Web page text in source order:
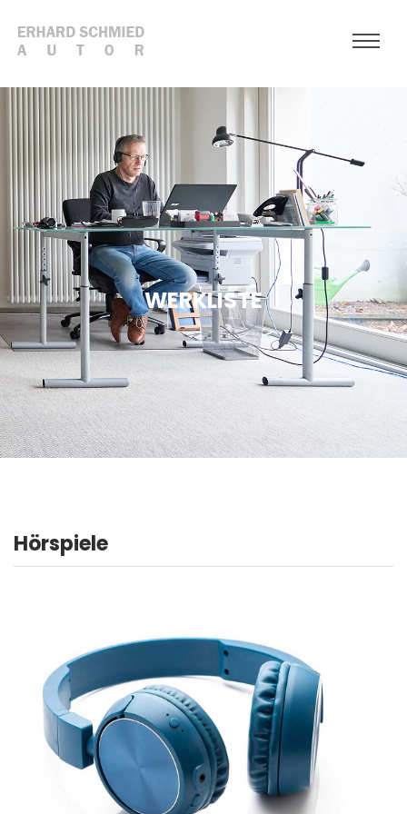
WERKLISTE
Hörspiele